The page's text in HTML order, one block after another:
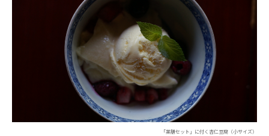
「薬膳セット」に付く杏仁豆腐（小サイズ）